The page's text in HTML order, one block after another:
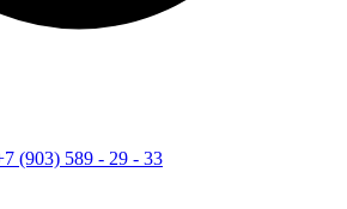
(903) 589 - 29 - 33